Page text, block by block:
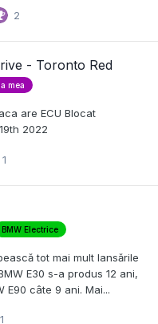
2
- Toronto Red
mea
are ECU Blocat
2022
1
BMW Electrice
tot mai mult lansările
E30 s-a produs 12 ani,
E90 câte 9 ani. Mai...
1